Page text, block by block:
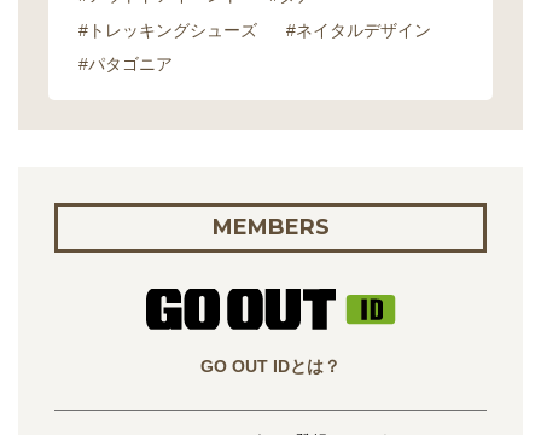
#トレッキングシューズ
#ネイタルデザイン
#パタゴニア
MEMBERS
GO OUT IDとは？